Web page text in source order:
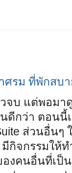
ศรม ที่พักสบ
จบ แต่พอมา
ดีกว่า ตอน
ส่วนอื่น
กิจกรรมให้
งคนอื่นที่เป็